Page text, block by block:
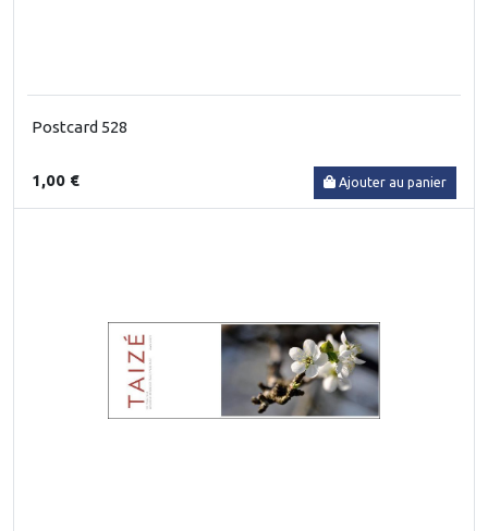
Postcard 528
1,00 € Ajouter au panier